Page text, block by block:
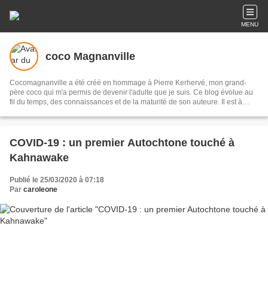
MENU
coco Magnanville
Cocomagnanville a été créé en hommage à Pierre Kerhervé, mon grand-
père coco qui m'a permis de devenir l'adulte que je suis. Ce blog évolue au
fil du temps, des connaissances et de la maturité de son auteure. Il est à
Yala (les Amériques) et je me suis appliquée à documenter chaque peuple
retrouver cette base de donnée sur un site que je leur ai dédié : Peuples
autochtones d'Abya Yala.
COVID-19 : un premier Autochtone touché à
Kahnawake
Publié le 25/03/2020 à 07:18
Par caroleone